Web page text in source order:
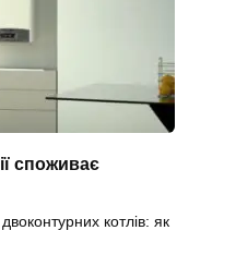
споживає
котлів: як